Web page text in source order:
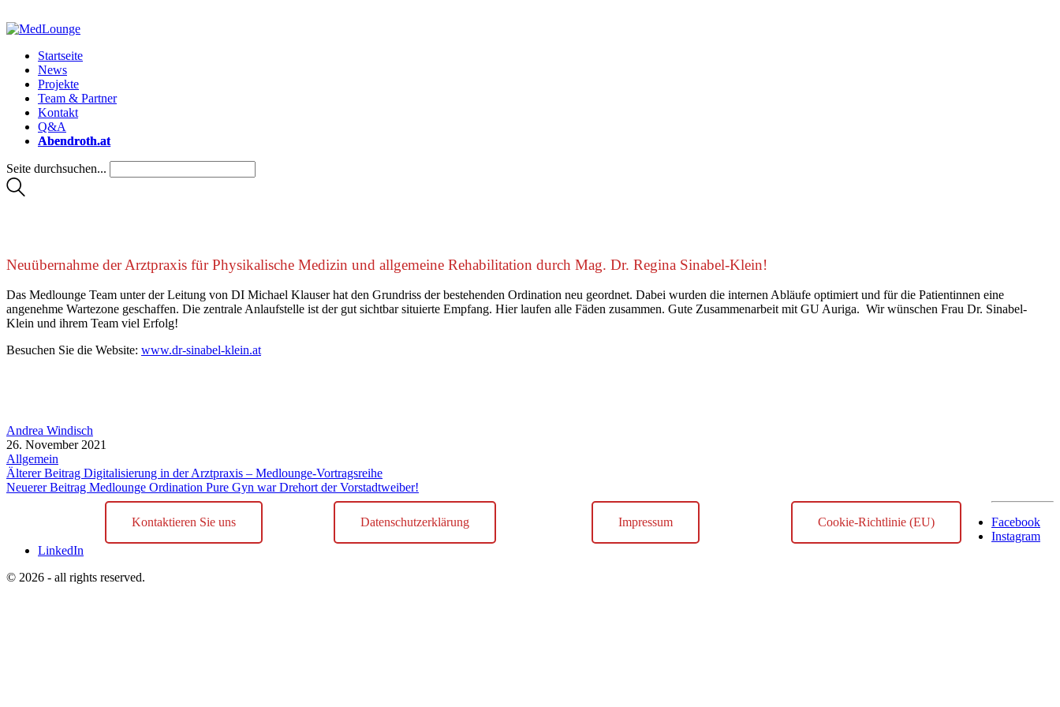
Startseite
News
Projekte
Team & Partner
Kontakt
Q&A
Abendroth.at
Seite durchsuchen...
Neuübernahme der Arztpraxis für Physikalische Medizin und allgemeine Rehabilitation durch Mag. Dr. Regina Sinabel-Klein!
Das Medlounge Team unter der Leitung von DI Michael Klauser hat den Grundriss der bestehenden Ordination neu geordnet. Dabei wurden die internen Abläufe optimiert und für die Patientinnen eine
angenehme Wartezone geschaffen. Die zentrale Anlaufstelle ist der gut sichtbar situierte Empfang. Hier laufen alle Fäden zusammen. Gute Zusammenarbeit mit GU Auriga. Wir wünschen Frau Dr. Sinabel-
Klein und ihrem Team viel Erfolg!
Besuchen Sie die Website: www.dr-sinabel-klein.at
Andrea Windisch
26. November 2021
Allgemein
Älterer Beitrag Digitalisierung in der Arztpraxis – Medlounge-Vortragsreihe
Neuerer Beitrag Medlounge Ordination Pure Gyn war Drehort der Vorstadtweiber!
Kontaktieren Sie uns Datenschutzerklärung Impressum Cookie-Richtlinie (EU)
Facebook
Instagram
LinkedIn
© 2026 - all rights reserved.